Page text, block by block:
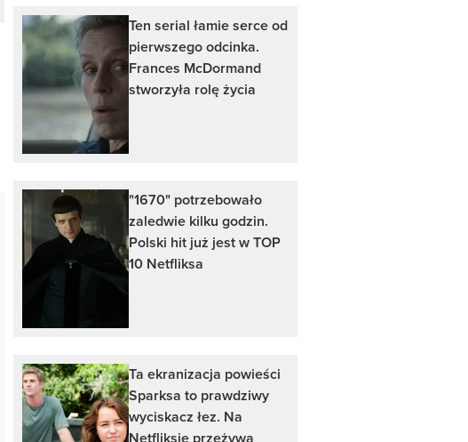
Ten serial łamie serce od
pierwszego odcinka.
Frances McDormand
stworzyła rolę życia
"1670" potrzebowało
zaledwie kilku godzin.
Polski hit już jest w TOP
10 Netfliksa
Ta ekranizacja powieści
Sparksa to prawdziwy
wyciskacz łez. Na